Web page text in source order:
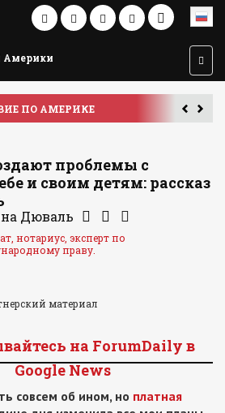
Америки
проблемы с
и своим детям: рассказ
Дюваль
нотариус, эксперт по
праву.
материал
на ForumDaily в
Google News
совсем об ином, но платная